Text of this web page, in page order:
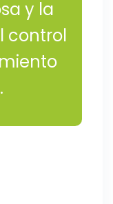
y la
control